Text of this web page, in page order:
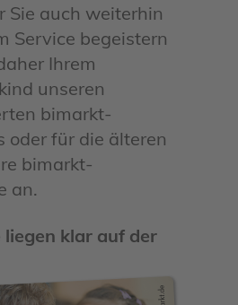
Sie auch weiterhin
Service begeistern
Ihrem
unseren
bimarkt-
oder für die älteren
bimarkt-
an.
liegen klar auf der